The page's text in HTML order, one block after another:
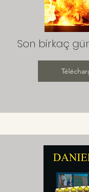
Son birkaç